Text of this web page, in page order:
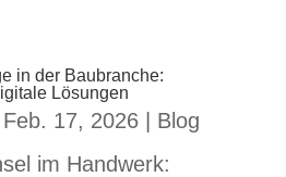
in der Baubranche:
Lösungen
Feb. 17, 2026
Blog
im Handwerk: